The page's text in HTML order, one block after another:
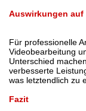
Auswirkungen
Für professionelle
Videobearbeitung
Unterschied
verbesserte
was letztendlich zu
Fazit